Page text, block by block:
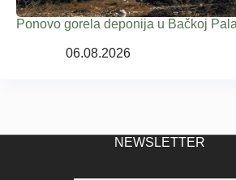
Ponovo gorela deponija u Bačkoj
06.08.2026
NEWSLETTER